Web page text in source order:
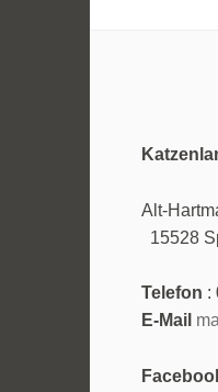
Alt-
15528
Telefon :
E-Mail